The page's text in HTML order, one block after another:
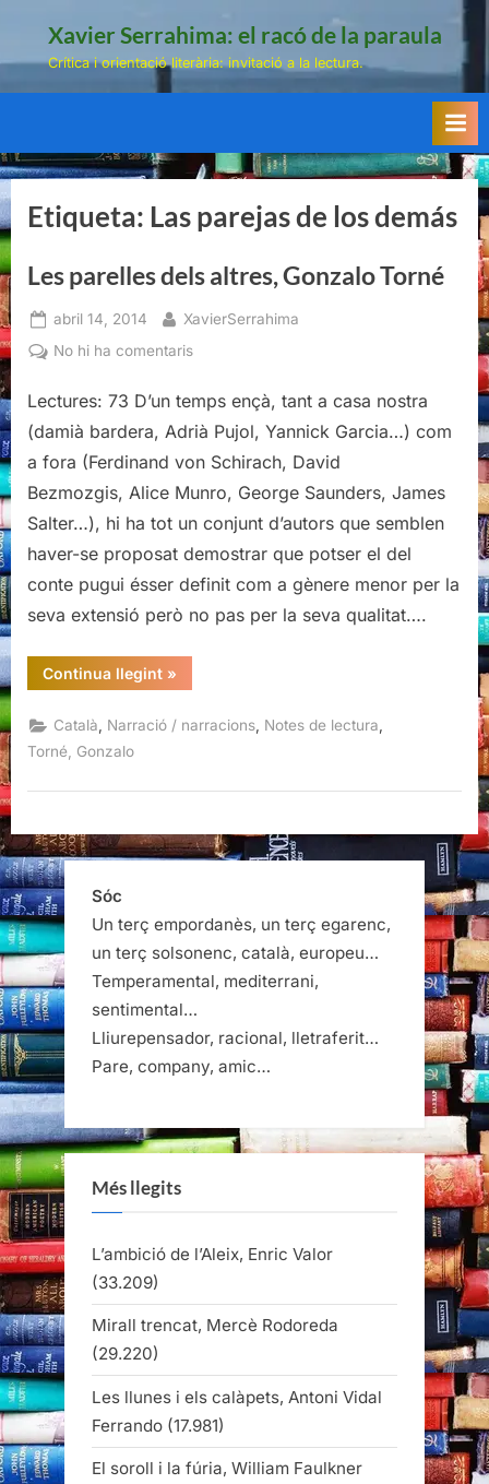
Xavier Serrahima: el racó de la paraula
Crítica i orientació literària: invitació a la lectura.
Etiqueta: Las parejas de los demás
Les parelles dels altres, Gonzalo Torné
Posted
on
abril 14, 2014 By
XavierSerrahima
No hi ha comentarisa
parelles
dels
Gonzalo
Torné
Lectures: 73 D’un temps ençà, tant a casa nostra
(damià bardera, Adrià Pujol, Yannick Garcia…) com
a fora (Ferdinand von Schirach, David
Bezmozgis, Alice Munro, George Saunders, James
Salter…), hi ha tot un conjunt d’autors que semblen
haver-se proposat demostrar que potser el del
conte pugui ésser definit com a gènere menor per la
seva extensió però no pas per la seva qualitat….
Continua llegint“Les
parelles
altres,
Gonzalo
»
Català Narració / narracions Notes de lectura
Torné, Gonzalo
Sóc
Un terç empordanès, un terç egarenc,
un terç solsonenc, català, europeu…
Temperamental, mediterrani,
sentimental…
Lliurepensador, racional, lletraferit…
Pare, company, amic…
Més llegits
L’ambició de l’Aleix, Enric Valor
(33.209)
Mirall trencat, Mercè Rodoreda
(29.220)
Les llunes i els calàpets, Antoni Vidal
Ferrando (17.981)
El soroll i la fúria, William Faulkner